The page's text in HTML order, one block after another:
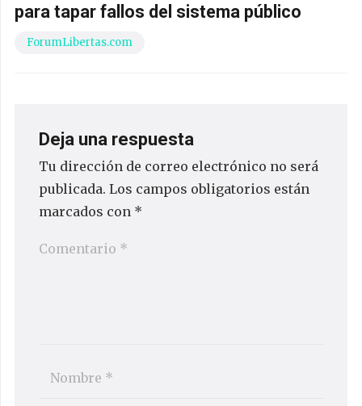
para tapar fallos del sistema público
ForumLibertas.com
Deja una respuesta
Tu dirección de correo electrónico no será
publicada. Los campos obligatorios están
marcados con *